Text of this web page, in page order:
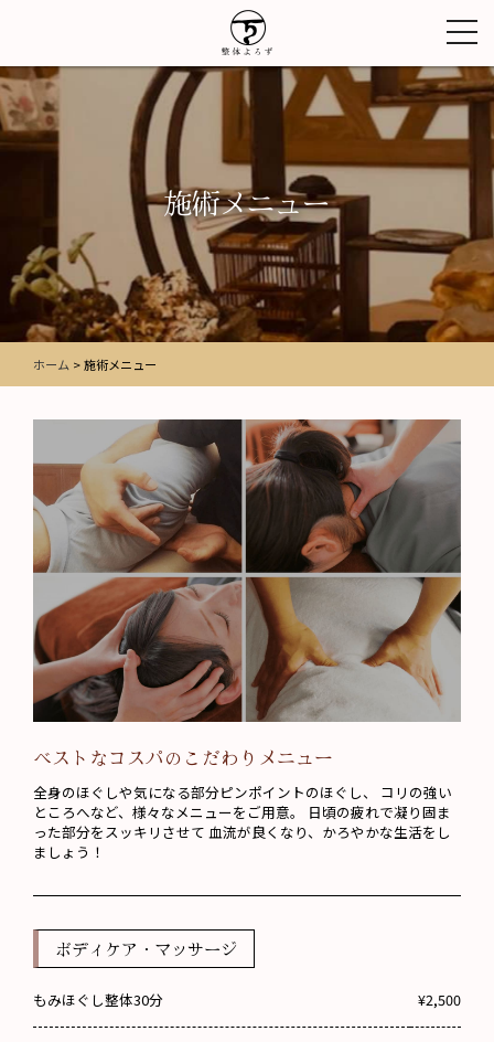
施術メニュー
ホーム >施術メニュー
ベストなコスパのこだわりメニュー
全身のほぐしや気になる部分ピンポイントのほぐし、 コリの強い
ところへなど、様々なメニューをご用意。 日頃の疲れで凝り固ま
った部分をスッキリさせて 血流が良くなり、かろやかな生活をし
ましょう！
ボディケア・マッサージ
もみほぐし整体30分 ¥2,500